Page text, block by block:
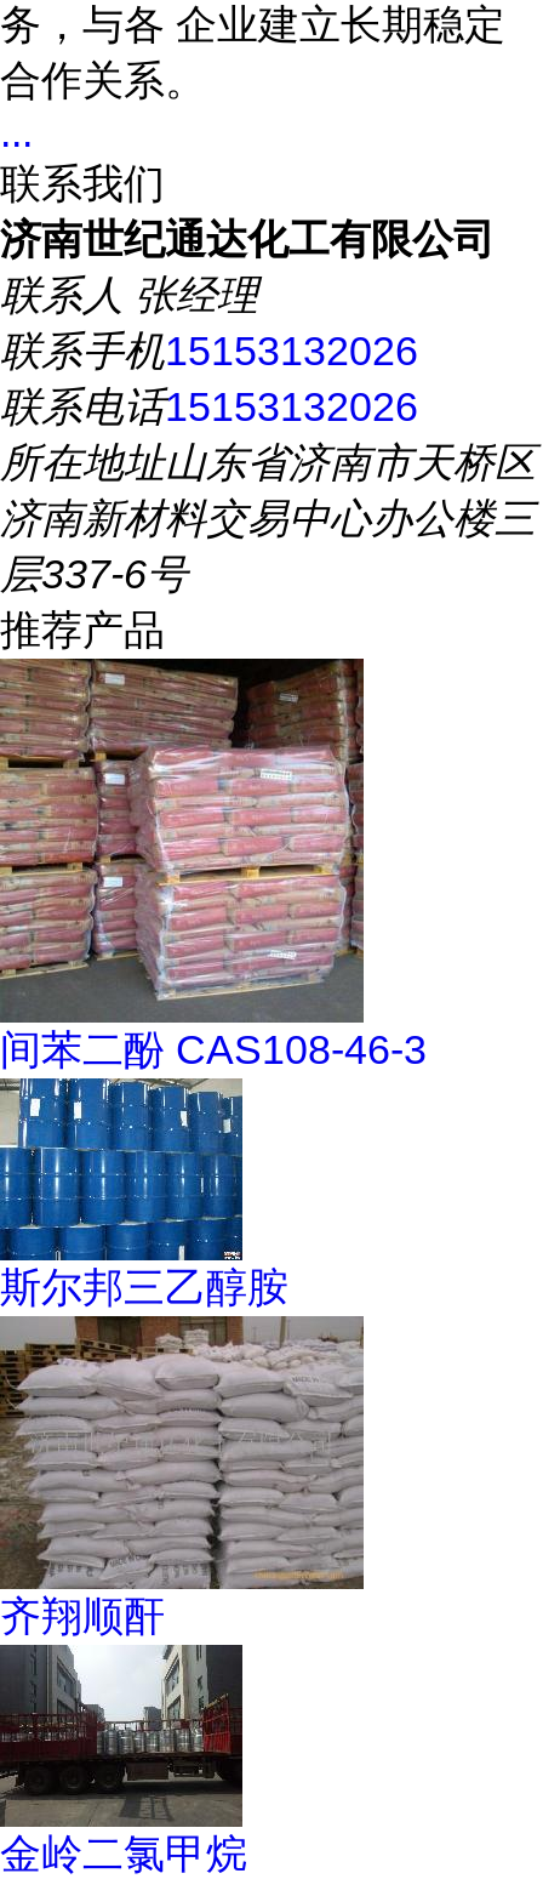
务，与各 企业建立长期稳定
合作关系。
...
联系我们
济南世纪通达化工有限公司
联系人 张经理
联系手机15153132026
联系电话15153132026
所在地址山东省济南市天桥区
济南新材料交易中心办公楼三
层337-6号
推荐产品
间苯二酚 CAS108-46-3
斯尔邦三乙醇胺
齐翔顺酐
金岭二氯甲烷